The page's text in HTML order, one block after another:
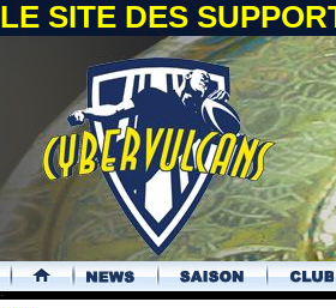
LE SITE DES
.